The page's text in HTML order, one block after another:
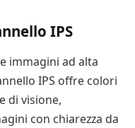
IPS
immagini ad alta
IPS offre colori
di visione,
con chiarezza da